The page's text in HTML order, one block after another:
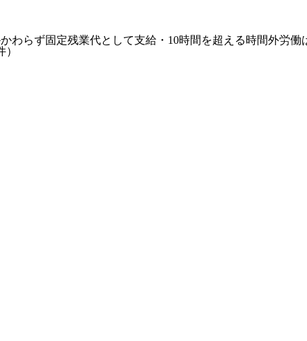
わらず固定残業代として支給・10時間を超える時間外労働